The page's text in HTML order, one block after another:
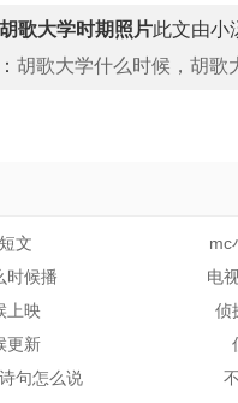
歌大学时期照片此文由小
胡歌大学什么时候，胡歌
文
mc
时候播
电
上映
侦
更新
句怎么说